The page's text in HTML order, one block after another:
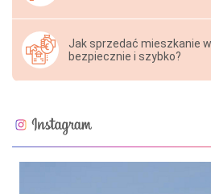
Jak sprzedać mieszkanie w
bezpiecznie i szybko?